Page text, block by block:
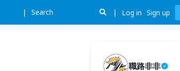
Search Log in Sign up
職路非非